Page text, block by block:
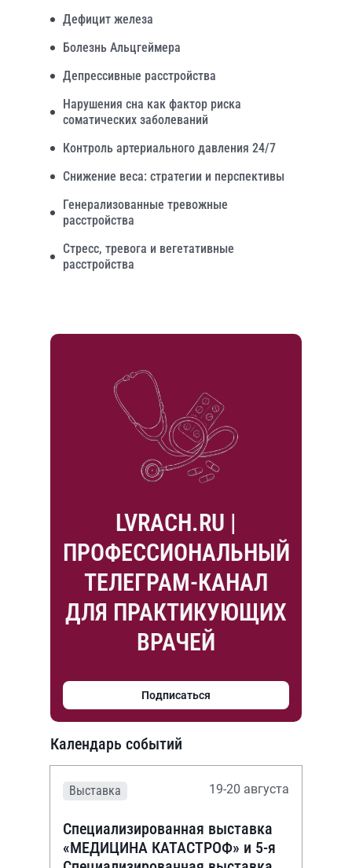
Дефицит железа
Болезнь Альцгеймера
Депрессивные расстройства
Нарушения сна как фактор риска
соматических заболеваний
Контроль артериального давления 24/7
Снижение веса: стратегии и перспективы
Генерализованные тревожные
расстройства
Стресс, тревога и вегетативные
расстройства
LVRACH.RU |
ПРОФЕССИОНАЛЬНЫЙ
ТЕЛЕГРАМ-КАНАЛ
ДЛЯ ПРАКТИКУЮЩИХ
ВРАЧЕЙ
Подписаться
Календарь событий
Выставка 19-20 августа
Специализированная выставка
«МЕДИЦИНА КАТАСТРОФ» и 5-я